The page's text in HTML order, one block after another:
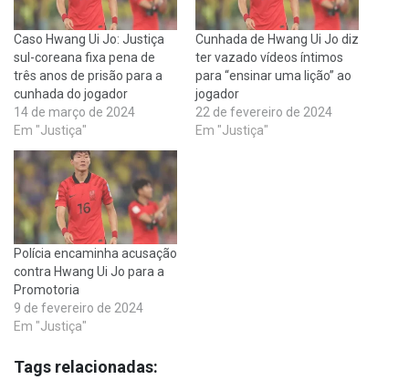
Caso Hwang Ui Jo: Justiça
sul-coreana fixa pena de
três anos de prisão para a
cunhada do jogador
14 de março de 2024
Em "Justiça"
Cunhada de Hwang Ui Jo diz
ter vazado vídeos íntimos
para “ensinar uma lição” ao
jogador
22 de fevereiro de 2024
Em "Justiça"
Polícia encaminha acusação
contra Hwang Ui Jo para a
Promotoria
9 de fevereiro de 2024
Em "Justiça"
Tags relacionadas: